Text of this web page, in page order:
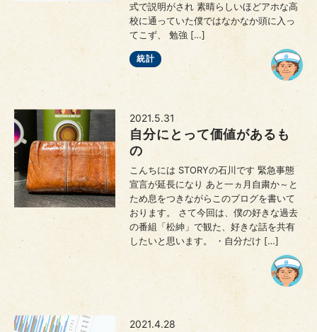
式で説明がされ 素晴らしいほどアホな高
校に通っていた僕ではなかなか頭に入っ
てこず、 勉強 […]
統計
2021.5.31
自分にとって価値があるも
の
こんちには STORYの石川です 緊急事態
宣言が延長になり あと一ヵ月自粛か～と
ため息をつきながらこのブログを書いて
おります。 さて今回は、僕の好きな過去
の番組「松紳」で観た、好きな話を共有
したいと思います。 ・自分だけ […]
2021.4.28